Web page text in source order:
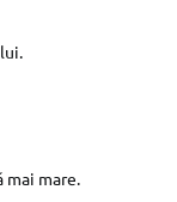
mai mare.